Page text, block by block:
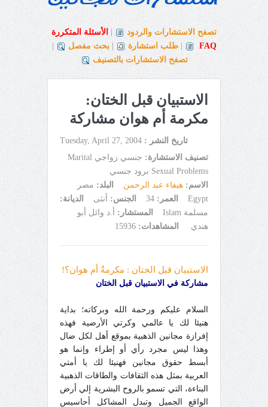
تصفح الاستشارات والردود
الأسئلة المتكررة
FAQ
طلب استشارة بحث مفصل
تصفح الاستشارات بالتصنيف
الاستبيان قبل الختان:
مكرمة أم هوان مشاركة
تاريخ النشر : Tuesday, April 27, 2004
تصنيف الاستشارة:
جنسي زواجي Marital
Sexual Problems برود جنسي
الاسم: هيفاء عبد الرحمن البلد: مصر
Egypt
العمر: 34 الجنس: أنثى
الديانة:
مسلمة Islam
المستشار:
أ.د وائل أبو
هندي
المشاهدات: 15936
الاستبيان قبل الختان : مكرمةٌ أم هوان؟!
مشاركة في الاستبيان قبل الختان
السلام عليكم ورحمة الله وبركاته؛ بداية
هنيئا لك يا عالمي وكرتي الأرضية فهذه
إفرازة مجانين الذهبية بموقع أهل لكل ضال
وهذا ليس مجرد رأي أو إطراء وإنما هو
أبسط حقوق مجانين فهنيئا لك يا أمتي
العربية بمثل هذه الثقافات والطاقات الذهبية
البناءة، التي تسمو بالروح البشرية إلي أرض
الواقع الجميل وتبدل المشاكل أحاسيس